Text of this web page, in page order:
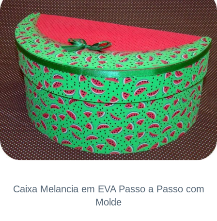
Caixa Melancia em EVA Passo a Passo com
Molde